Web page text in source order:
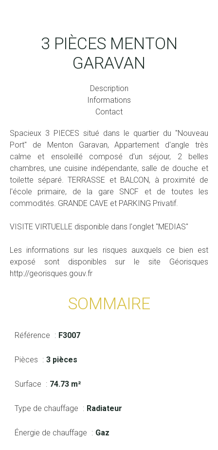
3 PIÈCES MENTON
GARAVAN
Description
Informations
Contact
Spacieux 3 PIECES situé dans le quartier du "Nouveau
Port" de Menton Garavan, Appartement d'angle très
calme et ensoleillé composé d'un séjour, 2 belles
chambres, une cuisine indépendante, salle de douche et
toilette séparé. TERRASSE et BALCON, à proximité de
l'école primaire, de la gare SNCF et de toutes les
commodités. GRANDE CAVE et PARKING Privatif.
VISITE VIRTUELLE disponible dans l'onglet "MEDIAS"
Les informations sur les risques auxquels ce bien est
exposé sont disponibles sur le site Géorisques
http://georisques.gouv.fr
SOMMAIRE
Référence F3007
Pièces 3 pièces
Surface 74.73 m²
Type de chauffage Radiateur
Énergie de chauffage Gaz